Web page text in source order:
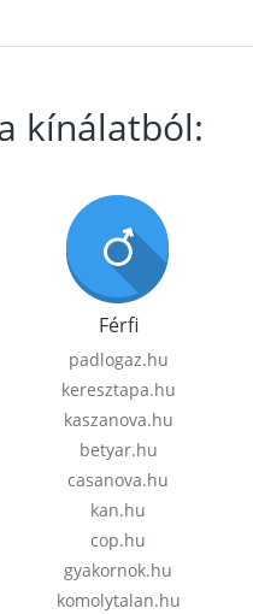
kínálatból:
Férfi
padlogaz.hu
keresztapa.hu
kaszanova.hu
betyar.hu
casanova.hu
kan.hu
cop.hu
gyakornok.hu
komolytalan.hu